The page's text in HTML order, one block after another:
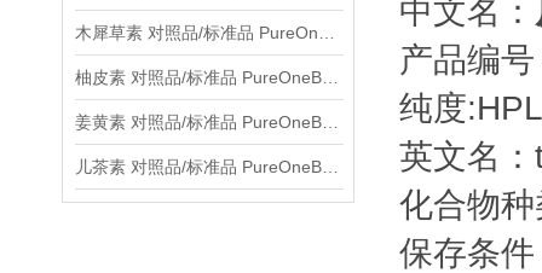
中文名：
产品编
纯度
英文名
化合物
保存条